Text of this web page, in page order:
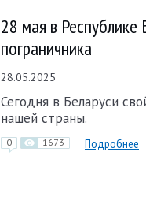
28 мая в Республике
пограничника
28.05.2025
Сегодня в Беларуси
нашей страны.
0 1673 Подробнее